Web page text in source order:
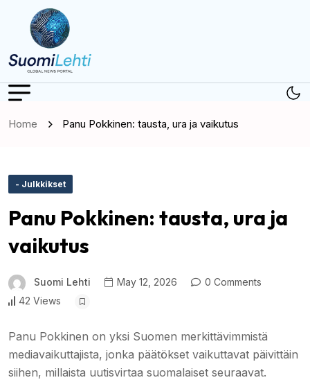
Home Panu Pokkinen: tausta, ura ja vaikutus
- Julkkikset
Panu Pokkinen: tausta, ura ja
vaikutus
Suomi Lehti May 12, 2026
0 Comments
42 Views
Panu Pokkinen on yksi Suomen merkittävimmistä
mediavaikuttajista, jonka päätökset vaikuttavat päivittäin
siihen, millaista uutisvirtaa suomalaiset seuraavat.